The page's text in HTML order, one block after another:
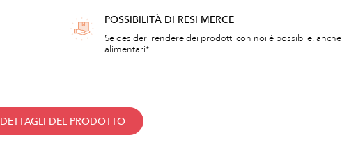
POSSIBILITÀ DI RESI MERCE
Se desideri rendere dei prodotti con noi è possibile, anche
alimentari*
DETTAGLI DEL PRODOTTO